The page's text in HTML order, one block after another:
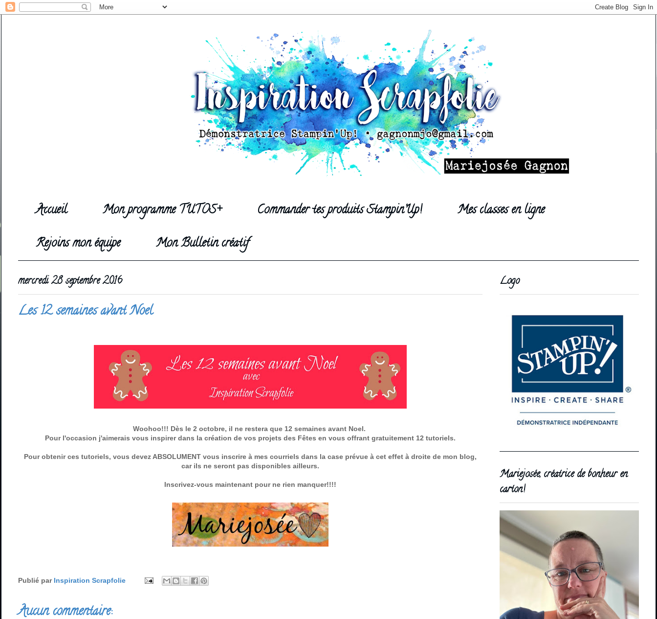
Accueil Mon programme TUTOS+ Commander tes produits Stampin'Up!
Mes classes en ligne
Rejoins mon équipe
Mon Bulletin créatif
mercredi 28 septembre 2016
Les 12 semaines avant Noel
Woohoo!!! Dès le 2 octobre, il ne restera que 12 semaines avant Noel.
Pour l'occasion j'aimerais vous inspirer dans la création de vos projets des Fêtes en vous offrant gratuitement 12 tutoriels.
Pour obtenir ces tutoriels, vous devez ABSOLUMENT vous inscrire à mes courriels dans la case prévue à cet effet à droite de mon blog,
car ils ne seront pas disponibles ailleurs.
Inscrivez-vous maintenant pour ne rien manquer!!!!
Publié par Inspiration Scrapfolie
Aucun commentaire:
Logo
Mariejosée, créatrice de bonheur en
carton!